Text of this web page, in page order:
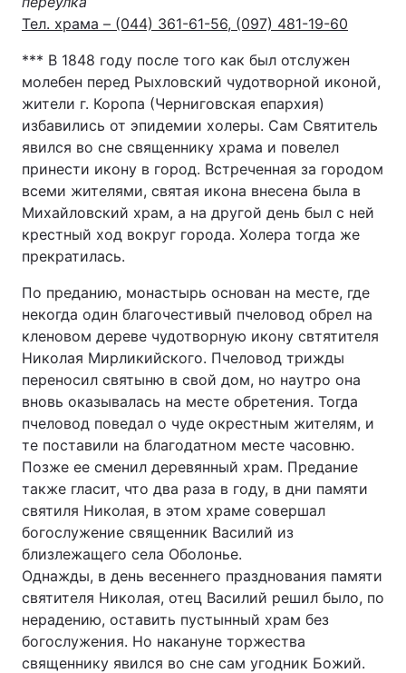
Тел. храма – (044) 361-61-56, (097) 481-19-60
*** В 1848 году после того как был отслужен
молебен перед Рыхловский чудотворной иконой,
жители г. Коропа (Черниговская епархия)
избавились от эпидемии холеры. Сам Святитель
явился во сне священнику храма и повелел
принести икону в город. Встреченная за городом
всеми жителями, святая икона внесена была в
Михайловский храм, а на другой день был с ней
крестный ход вокруг города. Холера тогда же
прекратилась.
По преданию, монастырь основан на месте, где
некогда один благочестивый пчеловод обрел на
кленовом дереве чудотворную икону свтятителя
Николая Мирликийского. Пчеловод трижды
переносил святыню в свой дом, но наутро она
вновь оказывалась на месте обретения. Тогда
пчеловод поведал о чуде окрестным жителям, и
те поставили на благодатном месте часовню.
Позже ее сменил деревянный храм. Предание
также гласит, что два раза в году, в дни памяти
святиля Николая, в этом храме совершал
богослужение священник Василий из
близлежащего села Оболонье.
Однажды, в день весеннего празднования памяти
святителя Николая, отец Василий решил было, по
нерадению, оставить пустынный храм без
богослужения. Но накануне торжества
священнику явился во сне сам угодник Божий.